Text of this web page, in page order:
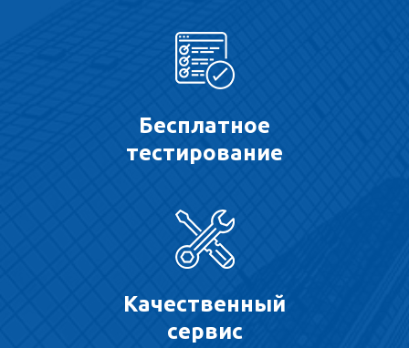
Бесплатное
тестирование
Качественный
сервис